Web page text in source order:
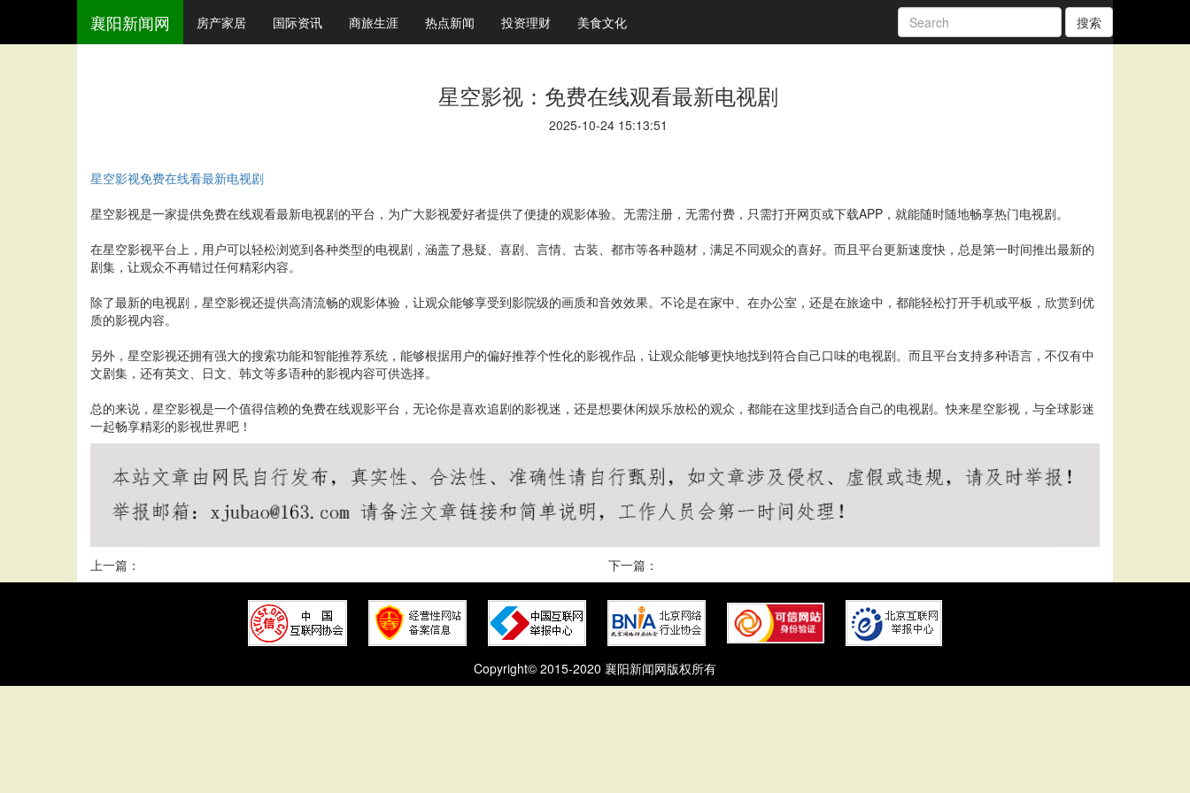
襄阳新闻网 房产家居 国际资讯 商旅生涯 热点新闻 投资理财 美食文化 搜索
星空影视：免费在线观看最新电视剧
2025-10-24 15:13:51
星空影视免费在线看最新电视剧
星空影视是一家提供免费在线观看最新电视剧的平台，为广大影视爱好者提供了便捷的观影体验。无需注册，无需付费，只需打开网页或下载APP，就能随时随地畅享热门电视剧。
在星空影视平台上，用户可以轻松浏览到各种类型的电视剧，涵盖了悬疑、喜剧、言情、古装、都市等各种题材，满足不同观众的喜好。而且平台更新速度快，总是第一时间推出最新的
剧集，让观众不再错过任何精彩内容。
除了最新的电视剧，星空影视还提供高清流畅的观影体验，让观众能够享受到影院级的画质和音效效果。不论是在家中、在办公室，还是在旅途中，都能轻松打开手机或平板，欣赏到优
质的影视内容。
另外，星空影视还拥有强大的搜索功能和智能推荐系统，能够根据用户的偏好推荐个性化的影视作品，让观众能够更快地找到符合自己口味的电视剧。而且平台支持多种语言，不仅有中
文剧集，还有英文、日文、韩文等多语种的影视内容可供选择。
总的来说，星空影视是一个值得信赖的免费在线观影平台，无论你是喜欢追剧的影视迷，还是想要休闲娱乐放松的观众，都能在这里找到适合自己的电视剧。快来星空影视，与全球影迷
一起畅享精彩的影视世界吧！
上一篇： 下一篇：
Copyright© 2015-2020 襄阳新闻网版权所有